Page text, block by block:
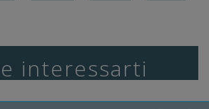
interessarti